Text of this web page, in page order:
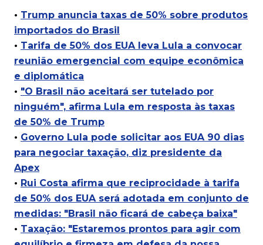
• Trump anuncia taxas de 50% sobre produtos
importados do Brasil
• Tarifa de 50% dos EUA leva Lula a convocar
reunião emergencial com equipe econômica
e diplomática
• "O Brasil não aceitará ser tutelado por
ninguém", afirma Lula em resposta às taxas
de 50% de Trump
• Governo Lula pode solicitar aos EUA 90 dias
para negociar taxação, diz presidente da
Apex
• Rui Costa afirma que reciprocidade à tarifa
de 50% dos EUA será adotada em conjunto de
medidas: "Brasil não ficará de cabeça baixa"
• Taxação: "Estaremos prontos para agir com